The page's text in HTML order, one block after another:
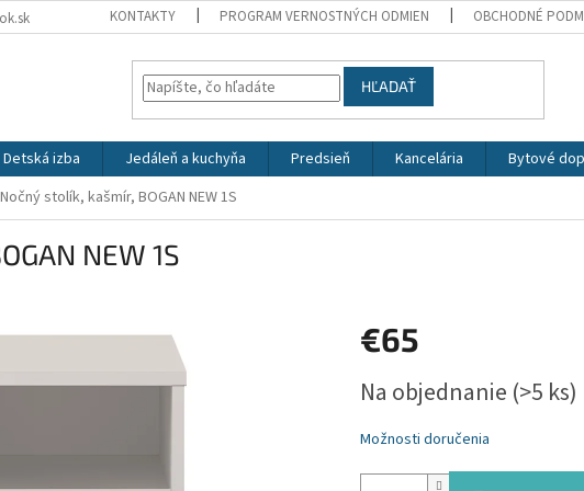
KONTAKTY PROGRAM VERNOSTNÝCH ODMIEN OBCHODNÉ
HĽADAŤ
Detská izba Jedáleň a kuchyňa Predsieň Kancelária Bytové
Nočný stolík, kašmír, BOGAN NEW 1S
NEW 1S
€65
cena:
Na objednanie (>5 ks)
Možnosti doručenia